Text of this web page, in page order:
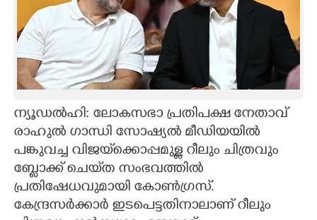
ART
ASTRO
CARTOONS
LITERATURE
ZOOM
ന്യൂഡൽഹി: ലോക‌സഭാ പ്രതിപക്ഷ നേതാവ്
രാഹുൽ ഗാന്ധി സോഷ്യൽ മീഡിയയിൽ
പങ്കുവച്ച വിജയ്‌ക്കൊപ്പമുള്ള റീലും ചിത്രവും
ബ്ലോക്ക് ചെയ്‌ത സംഭവത്തിൽ
പ്രതിഷേധവുമായി കോൺഗ്രസ്.
കേന്ദ്രസർക്കാർ ഇടപെട്ടതിനാലാണ് റീലും